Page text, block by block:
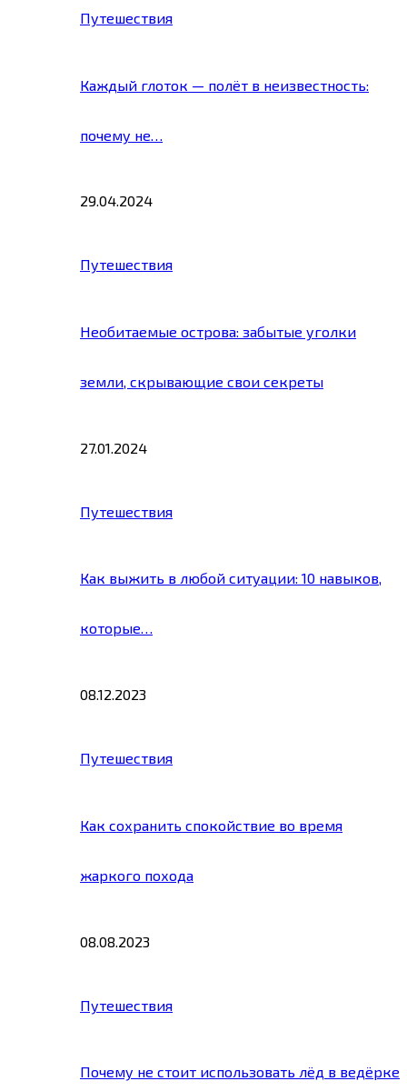
Путешествия
Каждый глоток — полёт в неизвестность:
почему не…
29.04.2024
Путешествия
Необитаемые острова: забытые уголки
земли, скрывающие свои секреты
27.01.2024
Путешествия
Как выжить в любой ситуации: 10 навыков,
которые…
08.12.2023
Путешествия
Как сохранить спокойствие во время
жаркого похода
08.08.2023
Путешествия
Почему не стоит использовать лёд в ведёрке